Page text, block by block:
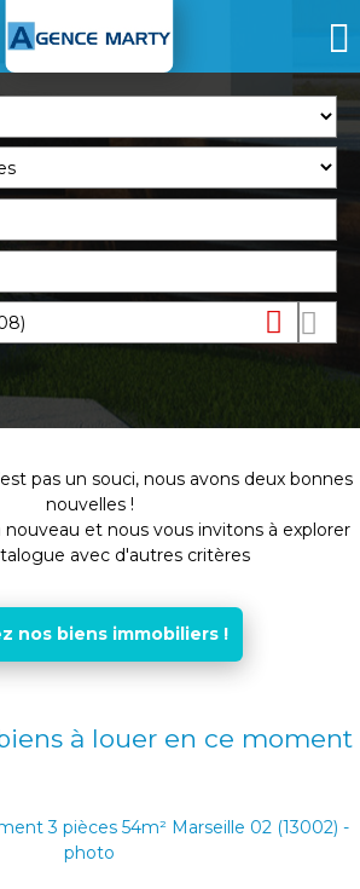
pas un souci, nous avons deux bonnes
nouvelles !
et nous vous invitons à explorer
avec d'autres critères
nos biens immobiliers !
à louer en ce moment